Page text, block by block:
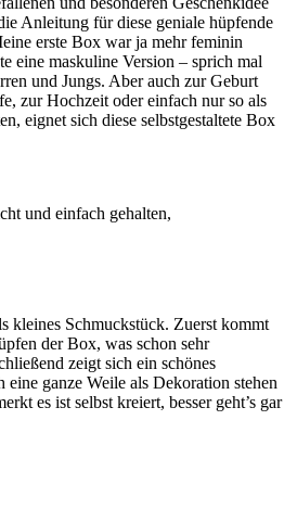
Anleitung für diese geniale hüpfende
erste Box war ja mehr feminin
eine maskuline Version – sprich mal
und Jungs. Aber auch zur Geburt
zur Hochzeit oder einfach nur so als
eignet sich diese selbstgestaltete Box
und einfach gehalten,
kleines Schmuckstück. Zuerst kommt
der Box, was schon sehr
zeigt sich ein schönes
eine ganze Weile als Dekoration stehen
es ist selbst kreiert, besser geht’s gar